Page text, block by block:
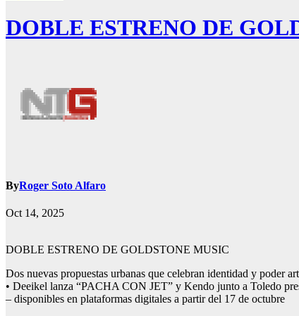
DOBLE ESTRENO DE
ByRoger Soto Alfaro
Oct 14, 2025
DOBLE ESTRENO DE GOLDSTONE MUSIC
Dos nuevas propuestas urbanas que celebran identidad y poder
• Deeikel lanza “PACHA CON JET” y Kendo junto a Toledo
– disponibles en plataformas digitales a partir del 17 de octubre